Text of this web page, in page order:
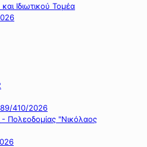
Ιδιωτικού Τομέα
410/2026
Πολεοδομίας "Νικόλαος